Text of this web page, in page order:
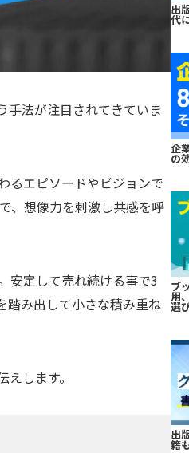
手法が注目されてきていま
るエピソードやビジョンで
、想像力を刺激し共感を呼
安定して売れ続ける事で3
踏み出して小さな積み重ね
します。
出
代
企
の
ブ
用
選
出
籍